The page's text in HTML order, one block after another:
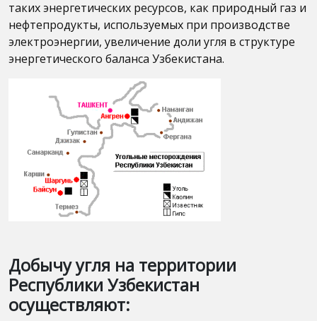
таких энергетических ресурсов, как природный газ и
нефтепродукты, используемых при производстве
электроэнергии, увеличение доли угля в структуре
энергетического баланса Узбекистана.
Добычу угля на территории
Республики Узбекиcтан
осуществляют: